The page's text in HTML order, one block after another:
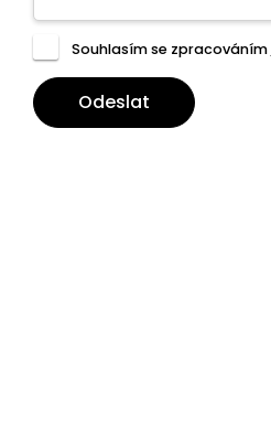
Souhlasím se zpracováním
Odeslat